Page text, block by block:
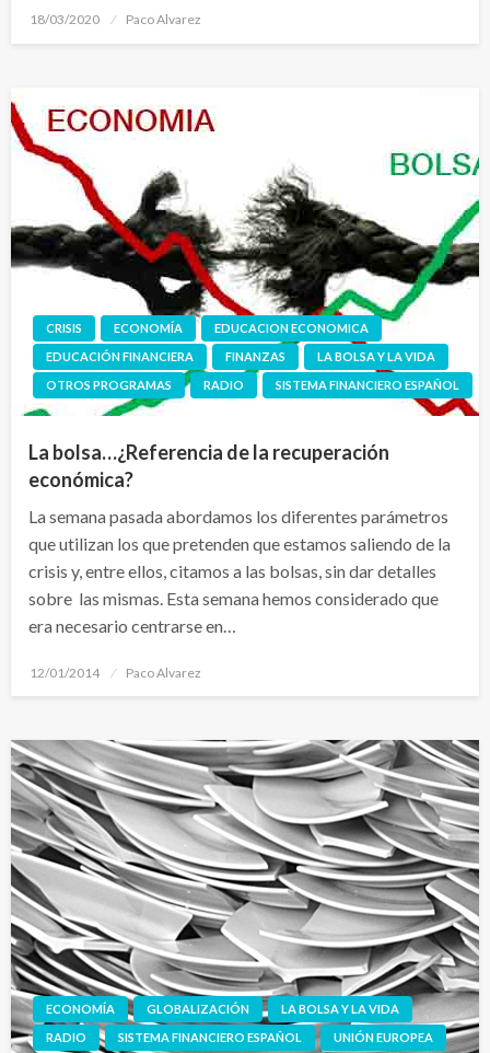
Publicado
18/03/2020 Paco Alvarez
CRISIS ECONOMÍA
EDUCACION ECONOMICA
EDUCACIÓN FINANCIERA
FINANZAS
LA BOLSA Y LA VIDA
OTROS PROGRAMAS
RADIO SISTEMA FINANCIERO ESPAÑOL
La bolsa…¿Referencia de la recuperación
económica?
La semana pasada abordamos los diferentes parámetros
que utilizan los que pretenden que estamos saliendo de la
crisis y, entre ellos, citamos a las bolsas, sin dar detalles
sobre las mismas. Esta semana hemos considerado que
era necesario centrarse en…
Publicado
12/01/2014 Paco Alvarez
ECONOMÍA GLOBALIZACIÓN
LA BOLSA Y LA VIDA
RADIO
SISTEMA FINANCIERO ESPAÑOL UNIÓN EUROPEA